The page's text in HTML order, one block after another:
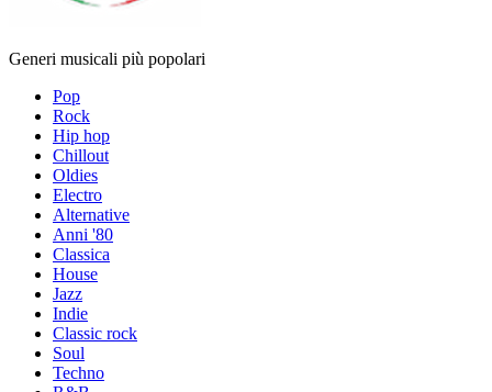
Generi musicali più popolari
Pop
Rock
Hip hop
Chillout
Oldies
Electro
Alternative
Anni '80
Classica
House
Jazz
Indie
Classic rock
Soul
Techno